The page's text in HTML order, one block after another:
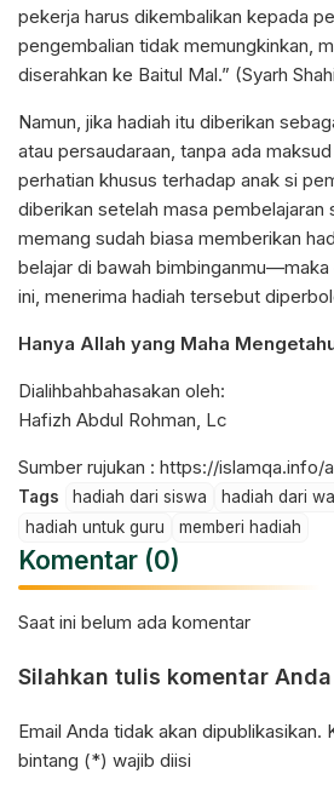
pekerja harus dikembalikan kepada
pengembalian tidak memungkinkan,
diserahkan ke Baitul Mal.” (Syarh
Namun, jika hadiah itu diberikan
atau persaudaraan, tanpa ada
perhatian khusus terhadap anak si
diberikan setelah masa pembelajaran
memang sudah biasa memberikan
belajar di bawah
ini, menerima hadiah tersebut
Hanya Allah yang Maha
Dialihbahbahasakan oleh:
Hafizh Abdul Rohman, Lc
Sumber rujukan : https://islamqa.info/
Tags hadiah dari siswa
hadiah dari
hadiah untuk guru
memberi hadiah
Komentar (0)
Saat ini belum ada komentar
Silahkan tulis komentar Anda
Email Anda tidak akan dipublikasikan.
bintang (*) wajib diisi